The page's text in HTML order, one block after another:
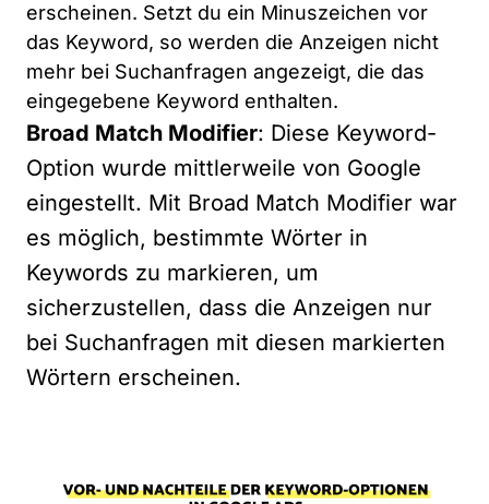
erscheinen. Setzt du ein Minuszeichen vor
das Keyword, so werden die Anzeigen nicht
mehr bei Suchanfragen angezeigt, die das
eingegebene Keyword enthalten.
Broad Match Modifier: Diese Keyword-
Option wurde mittlerweile von Google
eingestellt. Mit Broad Match Modifier war
es möglich, bestimmte Wörter in
Keywords zu markieren, um
sicherzustellen, dass die Anzeigen nur
bei Suchanfragen mit diesen markierten
Wörtern erscheinen.